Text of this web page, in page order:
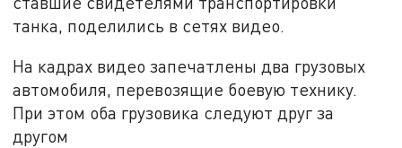
танка, поделились в сетях видео.
На кадрах видео запечатлены два грузовых
автомобиля, перевозящие боевую технику.
При этом оба грузовика следуют друг за
другом